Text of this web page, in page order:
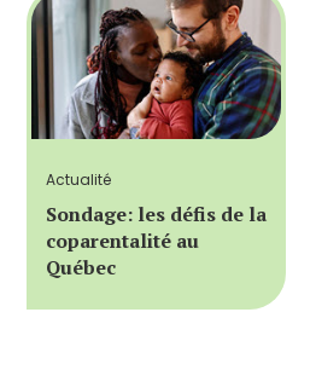
Actualité
Sondage: les défis de la
coparentalité au
Québec